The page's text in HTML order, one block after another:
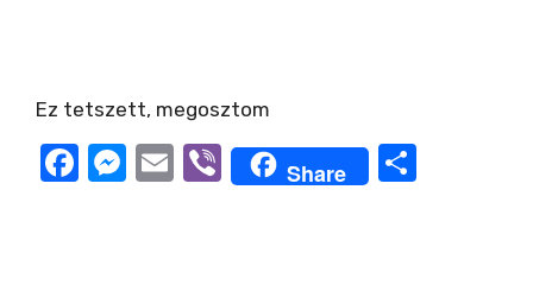
Ez tetszett, megosztom
F
M
E
Vi
Share